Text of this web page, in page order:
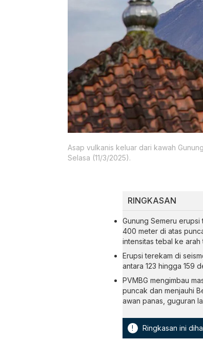
Asap vulkanis keluar dari kawah
Selasa (11/3/2025).
RINGKASAN
Gunung Semeru
400 meter di atas
intensitas tebal ke arah
Erupsi terekam di
antara 123 hingga 159
PVMBG mengimbau
puncak dan menjauhi
awan panas, guguran
! Ringkasan ini